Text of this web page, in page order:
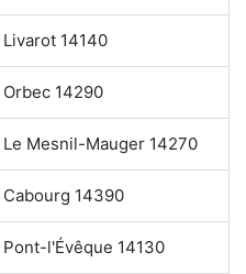
14140
14290
Mesnil-Mauger 14270
14390
l'Évêque 14130